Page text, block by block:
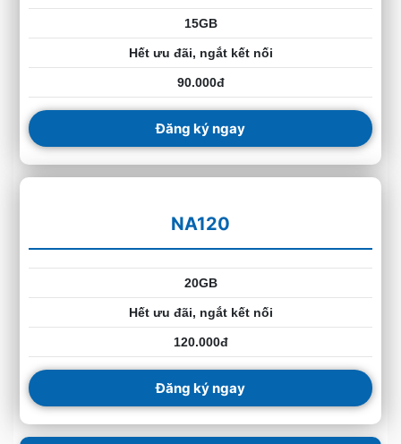
15GB
Hết ưu đãi, ngắt kết nối
90.000đ
Đăng ký ngay
NA120
20GB
Hết ưu đãi, ngắt kết nối
120.000đ
Đăng ký ngay